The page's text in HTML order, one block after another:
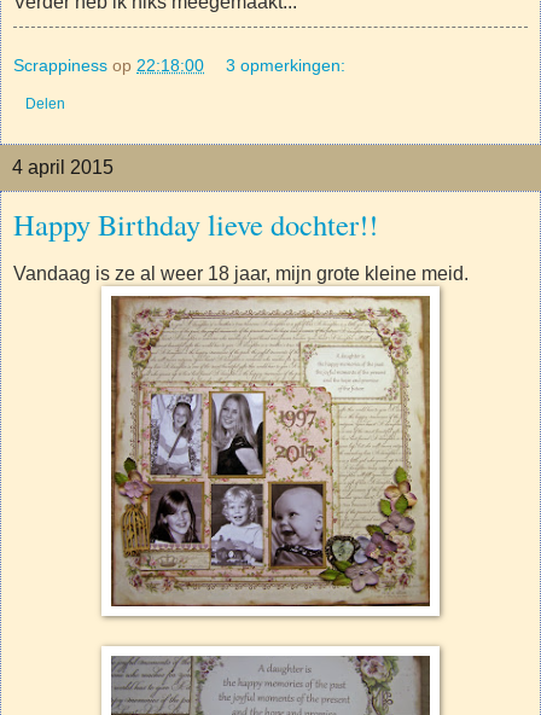
Scrappiness op 22:18:00 3 opmerkingen:
Delen
4 april 2015
Happy Birthday lieve dochter!!
Vandaag is ze al weer 18 jaar, mijn grote kleine meid.